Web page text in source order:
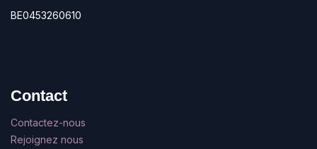
BE0453260610
Contact
Contactez-nous
Rejoignez nous